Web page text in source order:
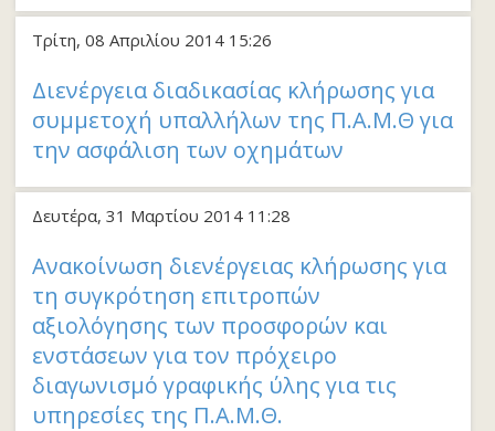
Τρίτη, 08 Απριλίου 2014 15:26
Διενέργεια διαδικασίας κλήρωσης για
συμμετοχή υπαλλήλων της Π.Α.Μ.Θ για
την ασφάλιση των οχημάτων
Δευτέρα, 31 Μαρτίου 2014 11:28
Ανακοίνωση διενέργειας κλήρωσης για
τη συγκρότηση επιτροπών
αξιολόγησης των προσφορών και
ενστάσεων για τον πρόχειρο
διαγωνισμό γραφικής ύλης για τις
υπηρεσίες της Π.Α.Μ.Θ.